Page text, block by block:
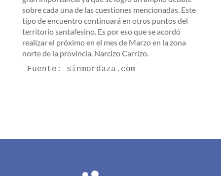
sobre cada una de las cuestiones mencionadas. Este
tipo de encuentro continuará en otros puntos del
territorio santafesino. Es por eso que se acordó
realizar el próximo en el mes de Marzo en la zona
norte de la provincia. Narcizo Carrizo.
Fuente: sinmordaza.com